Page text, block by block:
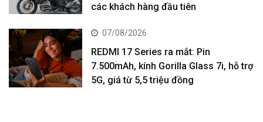
các khách hàng đầu tiên
07/08/2026
REDMI 17 Series ra mắt: Pin
7.500mAh, kính Gorilla Glass 7i, hỗ trợ
5G, giá từ 5,5 triệu đồng